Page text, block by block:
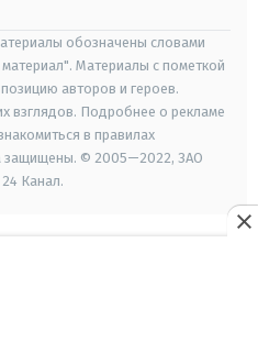
обозначены словами
Материалы с пометкой
авторов и героев.
взглядов. Подробнее о рекламе
в правилах
защищены. © 2005—2022, ЗАО
Канал.